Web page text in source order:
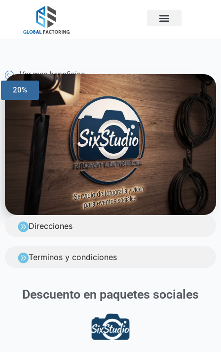
Ver mas beneficios
20%
Direcciones
Terminos y condiciones
Descuento en paquetes sociales